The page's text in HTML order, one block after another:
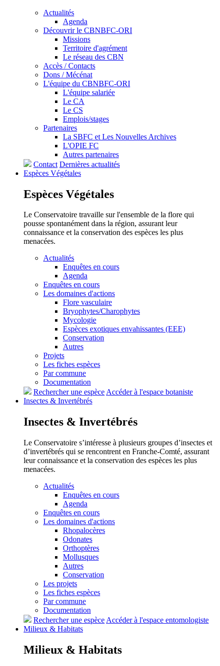
Actualités
Agenda
Découvrir le CBNBFC-ORI
Missions
Territoire d'agrément
Le réseau des CBN
Accès / Contacts
Dons / Mécénat
L'équipe du CBNBFC-ORI
L'équipe salariée
Le CA
Le CS
Emplois/stages
Partenaires
La SBFC et Les Nouvelles Archives
L'OPIE FC
Autres partenaires
Contact Dernières actualités
Espèces Végétales
Espèces Végétales
Le Conservatoire travaille sur l'ensemble de la flore qui
pousse spontanément dans la région, assurant leur
connaissance et la conservation des espèces les plus
menacées.
Actualités
Enquêtes en cours
Agenda
Enquêtes en cours
Les domaines d'actions
Flore vasculaire
Bryophytes/Charophytes
Mycologie
Espèces exotiques envahissantes (EEE)
Conservation
Autres
Projets
Les fiches espèces
Par commune
Documentation
Rechercher une espèceAccéder à l'espace botaniste
Insectes & Invertébrés
Insectes & Invertébrés
Le Conservatoire s’intéresse à plusieurs groupes d’insectes et
d’invertébrés qui se rencontrent en Franche-Comté, assurant
leur connaissance et la conservation des espèces les plus
menacées.
Actualités
Enquêtes en cours
Agenda
Enquêtes en cours
Les domaines d'actions
Rhopalocères
Odonates
Orthoptères
Mollusques
Autres
Conservation
Les projets
Les fiches espèces
Par commune
Documentation
Rechercher une espèce Accéder à l'espace entomologiste
Milieux & Habitats
Milieux & Habitats